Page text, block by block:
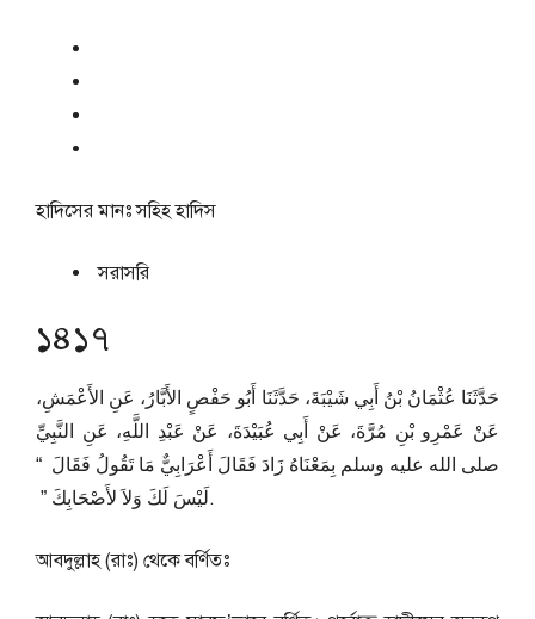
হাদিসের মানঃসহিহ হাদিস
সরাসরি
১৪১৭
حَدَّثَنَا عُثْمَانُ بْنُ أَبِي شَيْبَةَ، حَدَّثَنَا أَبُو حَفْصٍ الأَبَّارُ، عَنِ الأَعْمَشِ،
عَنْ عَمْرِو بْنِ مُرَّةَ، عَنْ أَبِي عُبَيْدَةَ، عَنْ عَبْدِ اللَّهِ، عَنِ النَّبِيِّ
صلى الله عليه وسلم بِمَعْنَاهُ زَادَ فَقَالَ أَعْرَابِيٌّ مَا تَقُولُ فَقَالَ ‏ “‏
لَيْسَ لَكَ وَلاَ لأَصْحَابِكَ ‏”‏ ‏.
আবদুল্লাহ (রাঃ) থেকে বর্ণিতঃ